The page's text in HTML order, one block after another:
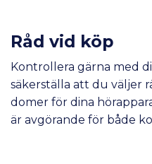
Råd vid köp
Kontrollera gärna med
säkerställa att du väljer
domer för dina
är avgörande för både